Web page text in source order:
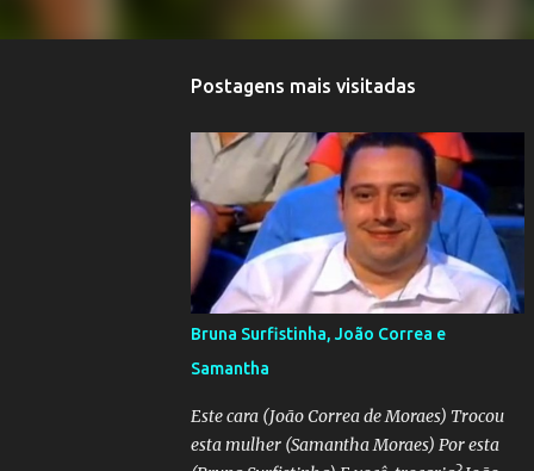
Postagens mais visitadas
Bruna Surfistinha, João Correa e
Samantha
Este cara (João Correa de Moraes) Trocou
esta mulher (Samantha Moraes) Por esta